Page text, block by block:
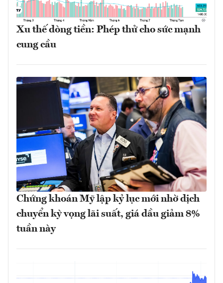
Xu thế dòng tiền: Phép thử cho sức mạnh
cung cầu
Chứng khoán Mỹ lập kỷ lục mới nhờ dịch
chuyển kỳ vọng lãi suất, giá dầu giảm 8%
tuần này